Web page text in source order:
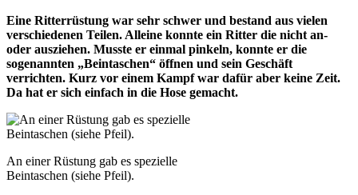
Eine Ritterrüstung war sehr schwer und bestand aus vielen
verschiedenen Teilen. Alleine konnte ein Ritter die nicht an-
oder ausziehen. Musste er einmal pinkeln, konnte er die
sogenannten „Beintaschen“ öffnen und sein Geschäft
verrichten. Kurz vor einem Kampf war dafür aber keine Zeit.
Da hat er sich einfach in die Hose gemacht.
An einer Rüstung gab es spezielle
Beintaschen (siehe Pfeil).